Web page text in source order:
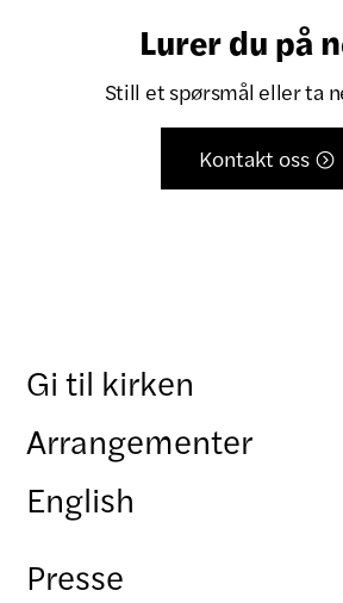
Lurer du på
Still et spørsmål eller ta
Kontakt oss 
Gi til kirken
Arrangementer
English
Presse